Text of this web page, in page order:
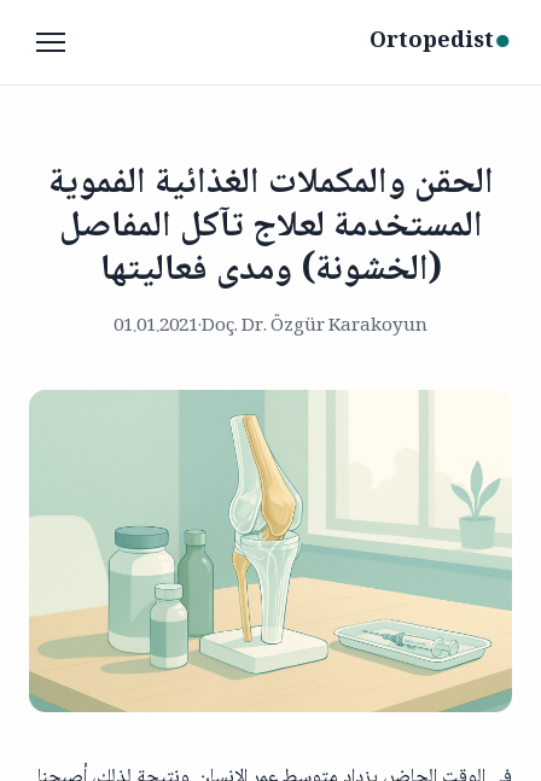
●
Ortopedist
الحقن والمكملات الغذائية الفموية
المستخدمة لعلاج تآكل المفاصل
(الخشونة) ومدى فعاليتها
Doç. Dr. Özgür Karakoyun
·
01.01.2021